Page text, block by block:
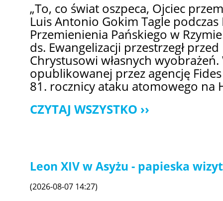
„To, co świat oszpeca, Ojciec
Luis Antonio Gokim Tagle
Przemienienia Pańskiego w
ds. Ewangelizacji przestrzegł
Chrystusowi własnych
opublikowanej przez agencję
81. rocznicy ataku atomowego na
CZYTAJ WSZYSTKO
Leon XIV w Asyżu - papieska
(2026-08-07 14:27)